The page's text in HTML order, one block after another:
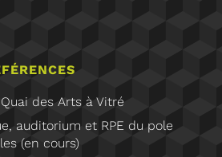
des Arts à Vitré
auditorium et RPE du pole
(en cours)